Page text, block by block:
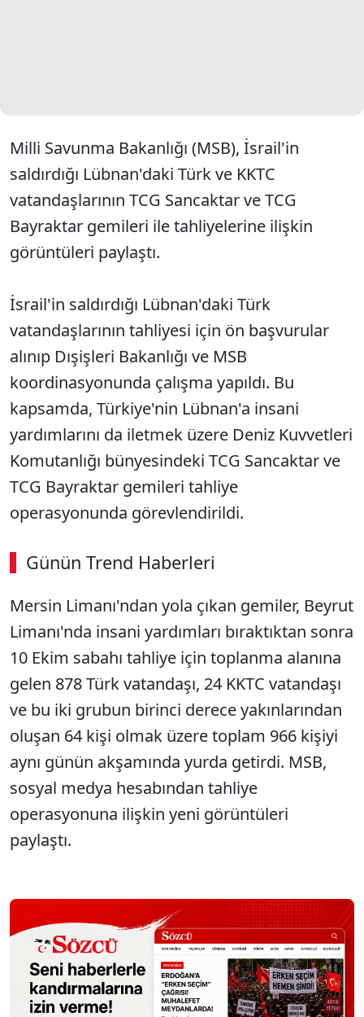
Milli Savunma Bakanlığı (MSB), İsrail'in
saldırdığı Lübnan'daki Türk ve KKTC
vatandaşlarının TCG Sancaktar ve TCG
Bayraktar gemileri ile tahliyelerine ilişkin
görüntüleri paylaştı.
İsrail'in saldırdığı Lübnan'daki Türk
vatandaşlarının tahliyesi için ön başvurular
alınıp Dışişleri Bakanlığı ve MSB
koordinasyonunda çalışma yapıldı. Bu
kapsamda, Türkiye'nin Lübnan'a insani
yardımlarını da iletmek üzere Deniz Kuvvetleri
Komutanlığı bünyesindeki TCG Sancaktar ve
TCG Bayraktar gemileri tahliye
operasyonunda görevlendirildi.
Günün Trend Haberleri
SÖZCÜ SON DAKİKA
Mersin Limanı'ndan yola çıkan gemiler, Beyrut
Limanı'nda insani yardımları bıraktıktan sonra
10 Ekim sabahı tahliye için toplanma alanına
gelen 878 Türk vatandaşı, 24 KKTC vatandaşı
ve bu iki grubun birinci derece yakınlarından
oluşan 64 kişi olmak üzere toplam 966 kişiyi
aynı günün akşamında yurda getirdi. MSB,
sosyal medya hesabından tahliye
operasyonuna ilişkin yeni görüntüleri
paylaştı.